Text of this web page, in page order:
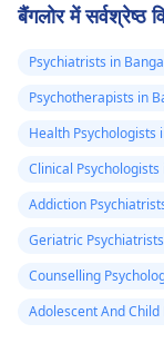
बैंगलोर में सर्वश्रेष्ठ
Psychiatrists in
Psychotherapists in
Health Psychologists
Clinical
Addiction
Geriatric
Counselling
Adolescent And